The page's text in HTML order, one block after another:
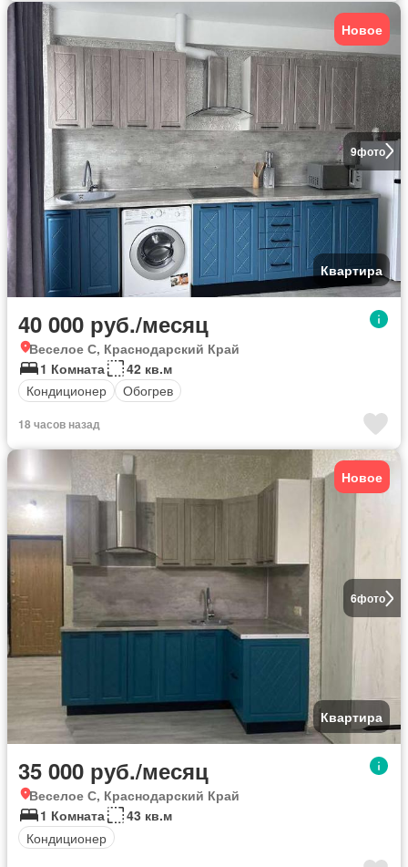
9фото
Новое
Квартира
40 000 руб./месяц
Веселое С, Краснодарский Край
1 Комната
42 кв.м
Кондиционер
Обогрев
18 часов назад
6фото
Новое
Квартира
35 000 руб./месяц
Веселое С, Краснодарский Край
1 Комната
43 кв.м
Кондиционер